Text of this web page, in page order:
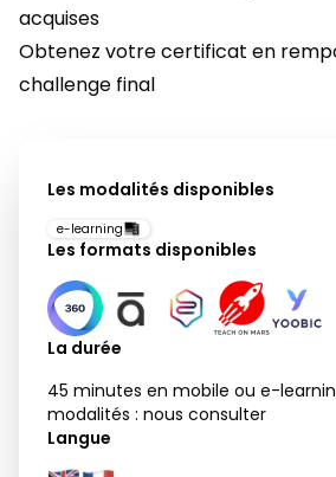
acquises
Obtenez votre certificat en
challenge final
Les modalités disponibles
e-learning
Les formats disponibles
La durée
45 minutes en mobile ou e-
modalités : nous consulter
Langue